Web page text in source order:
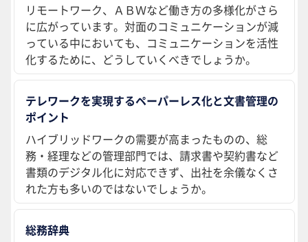
リモートワーク、ＡＢＷなど働き方の多様化がさら
に広がっています。対面のコミュニケーションが減
っている中においても、コミュニケーションを活性
化するために、どうしていくべきでしょうか。
テレワークを実現するペーパーレス化と文書管理の
ポイント
ハイブリッドワークの需要が高まったものの、総
務・経理などの管理部門では、請求書や契約書など
書類のデジタル化に対応できず、出社を余儀なくさ
れた方も多いのではないでしょうか。
総務辞典